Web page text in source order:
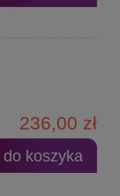
236,00 zł
do koszyka